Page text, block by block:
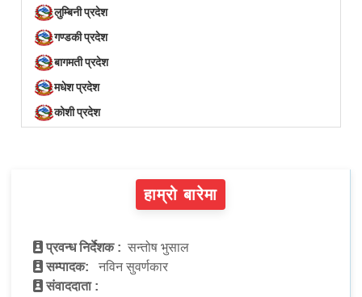
लुम्बिनी प्रदेश
गण्डकी प्रदेश
बागमती प्रदेश
मधेश प्रदेश
कोशी प्रदेश
हाम्रो बारेमा
प्रवन्ध निर्देशक : सन्तोष भुसाल
सम्पादक:
नविन सुवर्णकार
संवाददाता :